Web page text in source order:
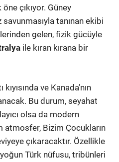
çıkıyor. Güney
tanınan ekibi
gelen, fizik gücüyle
ile kıran kırana bir
ve Kanada’nın
Bu durum, seyahat
olsa da modern
Bizim Çocukların
çıkaracaktır. Özellikle
Türk nüfusu, tribünleri